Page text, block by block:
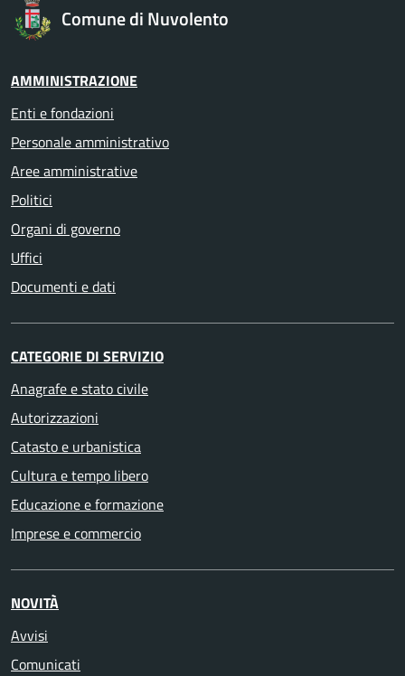
Comune di Nuvolento
AMMINISTRAZIONE
Enti e fondazioni
Personale amministrativo
Aree amministrative
Politici
Organi di governo
Uffici
Documenti e dati
CATEGORIE DI SERVIZIO
Anagrafe e stato civile
Autorizzazioni
Catasto e urbanistica
Cultura e tempo libero
Educazione e formazione
Imprese e commercio
NOVITÀ
Avvisi
Comunicati